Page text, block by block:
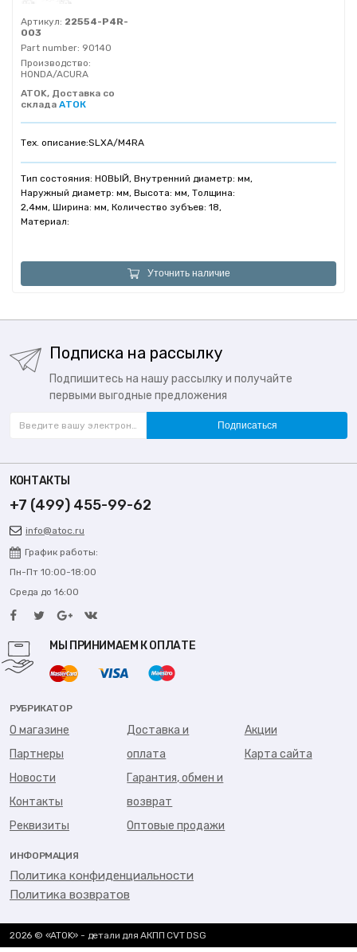
Артикул: 22554-P4R-
003
Part number: 90140
Производство:
HONDA/ACURA
ATOK, Доставка со
склада АТОК
Тех. описание:SLXA/M4RA
Тип состояния: НОВЫЙ, Внутренний диаметр: мм,
Наружный диаметр: мм, Высота: мм, Толщина:
2,4мм, Ширина: мм, Количество зубъев: 18,
Материал:
Уточнить наличие
Подписка на рассылку
Подпишитесь на нашу рассылку и получайте
первыми выгодные предложения
Подписаться
КОНТАКТЫ
+7 (499) 455-99-62
info@atoc.ru
График работы:
Пн-Пт 10:00-18:00
Среда до 16:00
МЫ ПРИНИМАЕМ К ОПЛАТЕ
РУБРИКАТОР
О магазине
Партнеры
Новости
Контакты
Реквизиты
Доставка и
оплата
Гарантия, обмен и
возврат
Оптовые продажи
Акции
Карта сайта
ИНФОРМАЦИЯ
Политика конфиденциальности
Политика возвратов
2026 © «ATOK» - детали для АКПП CVT DSG